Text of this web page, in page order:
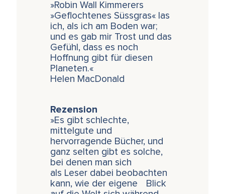
»Robin Wall Kimmerers
»Geflochtenes Süssgras« las
ich, als ich am Boden war;
und es gab mir Trost und das
Gefühl, dass es noch
Hoffnung gibt für diesen
Planeten.«
Helen MacDonald
Rezension
»Es gibt schlechte,
mittelgute und
hervorragende Bücher, und
ganz selten gibt es solche,
bei denen man sich
als Leser dabei beobachten
kann, wie der eigene Blick